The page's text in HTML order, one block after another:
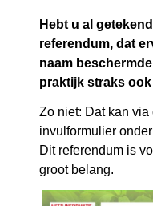
Hebt u al
referendum, dat
naam
praktijk straks
Zo niet: Dat kan via
invulformulier
Dit referendum is
groot belang.